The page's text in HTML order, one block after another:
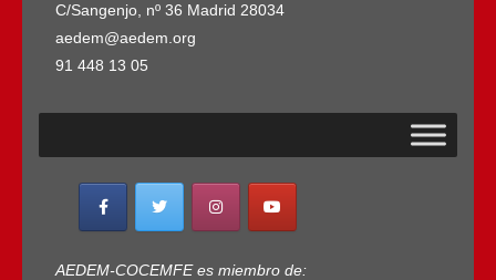
C/Sangenjo, nº 36 Madrid 28034
aedem@aedem.org
91 448 13 05
AEDEM-COCEMFE es miembro de: